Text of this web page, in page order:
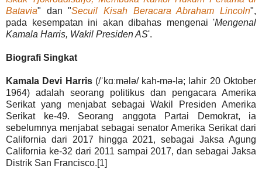
Batavia" dan "Secuil Kisah Beracara Abraham Lincoln",
pada kesempatan ini akan dibahas mengenai 'Mengenal
Kamala Harris, Wakil Presiden AS'.
Biografi Singkat
Kamala Devi Harris (/ˈkɑːmələ/ kah-mə-lə; lahir 20 Oktober
1964) adalah seorang politikus dan pengacara Amerika
Serikat yang menjabat sebagai Wakil Presiden Amerika
Serikat ke-49. Seorang anggota Partai Demokrat, ia
sebelumnya menjabat sebagai senator Amerika Serikat dari
California dari 2017 hingga 2021, sebagai Jaksa Agung
California ke-32 dari 2011 sampai 2017, dan sebagai Jaksa
Distrik San Francisco.[1]